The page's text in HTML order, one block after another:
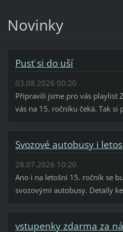
Novinky
Pusť si do uší
03.08.2026 00:20
Připravili jsme pro vás playlist
vás na 15. ročníku čeká. Tak si
Svozové autobusy i letos
28.07.2026 10:20
Ano i na letošní 15. ročník se
svozovými autobusy. Detaily
vstupenky zdarma za